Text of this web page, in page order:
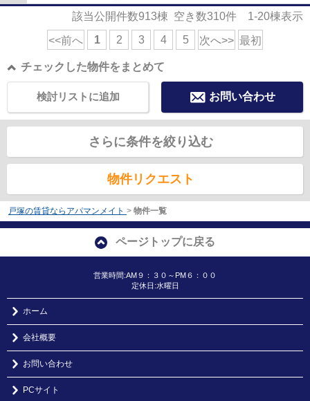
該当公開件数913棟 空き数310件 1-20棟表示
<<前へ 1 2 3 4 5 次へ>> 最初
チェックした物件をまとめて
お問い合わせ
検討リストに追加
さらに条件を絞り込む
物件リクエスト
戸塚の賃貸ならアパマンメイト > 物件一覧
ページトップに戻る
営業時間:AM９：３０～PM６：００
定休日:水曜日
ホーム
会社概要
お問い合わせ
PCサイト